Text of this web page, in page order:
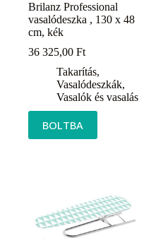
Brilanz Professional
vasalódeszka , 130 x 48
cm, kék
36 325,00 Ft
Takarítás,
Vasalódeszkák,
Vasalók és vasalás
BOLTBA